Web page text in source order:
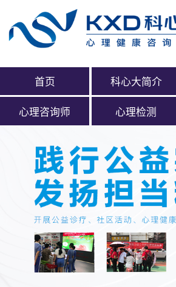
首页 科心大简介
心理咨询师 心理检测